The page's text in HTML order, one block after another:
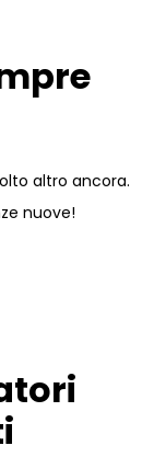
altro ancora.
nuove!